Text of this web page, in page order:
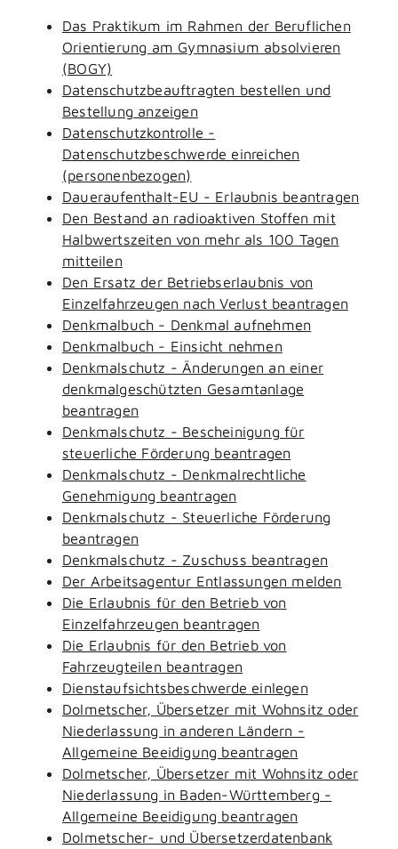
Das Praktikum im Rahmen der Beruflichen
Orientierung am Gymnasium absolvieren
(BOGY)
Datenschutzbeauftragten bestellen und
Bestellung anzeigen
Datenschutzkontrolle -
Datenschutzbeschwerde einreichen
(personenbezogen)
Daueraufenthalt-EU - Erlaubnis beantragen
Den Bestand an radioaktiven Stoffen mit
Halbwertszeiten von mehr als 100 Tagen
mitteilen
Den Ersatz der Betriebserlaubnis von
Einzelfahrzeugen nach Verlust beantragen
Denkmalbuch - Denkmal aufnehmen
Denkmalbuch - Einsicht nehmen
Denkmalschutz - Änderungen an einer
denkmalgeschützten Gesamtanlage
beantragen
Denkmalschutz - Bescheinigung für
steuerliche Förderung beantragen
Denkmalschutz - Denkmalrechtliche
Genehmigung beantragen
Denkmalschutz - Steuerliche Förderung
beantragen
Denkmalschutz - Zuschuss beantragen
Der Arbeitsagentur Entlassungen melden
Die Erlaubnis für den Betrieb von
Einzelfahrzeugen beantragen
Die Erlaubnis für den Betrieb von
Fahrzeugteilen beantragen
Dienstaufsichtsbeschwerde einlegen
Dolmetscher, Übersetzer mit Wohnsitz oder
Niederlassung in anderen Ländern -
Allgemeine Beeidigung beantragen
Dolmetscher, Übersetzer mit Wohnsitz oder
Niederlassung in Baden-Württemberg -
Allgemeine Beeidigung beantragen
Dolmetscher- und Übersetzerdatenbank